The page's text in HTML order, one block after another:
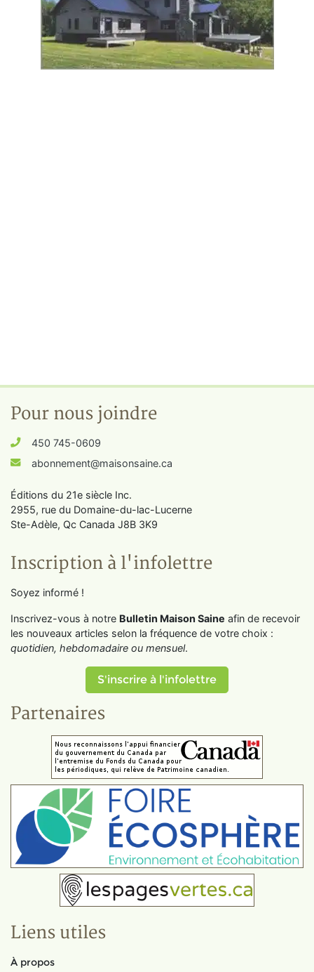
Pour nous joindre
450 745-0609
abonnement@maisonsaine.ca
Éditions du 21e siècle Inc.
2955, rue du Domaine-du-lac-Lucerne
Ste-Adèle, Qc Canada J8B 3K9
Inscription à l'infolettre
Soyez informé !
Inscrivez-vous à notre Bulletin Maison Saine afin de recevoir
les nouveaux articles selon la fréquence de votre choix :
quotidien, hebdomadaire ou mensuel.
S'inscrire à l'infolettre
Partenaires
Liens utiles
À propos